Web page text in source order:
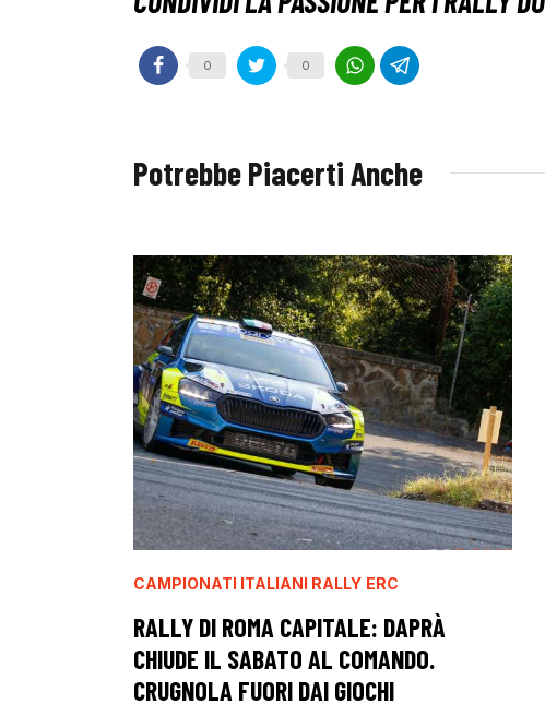
0 0
Potrebbe Piacerti Anche
CAMPIONATI ITALIANI RALLY ERC
RALLY DI ROMA CAPITALE: DAPRÀ
CHIUDE IL SABATO AL COMANDO.
CRUGNOLA FUORI DAI GIOCHI